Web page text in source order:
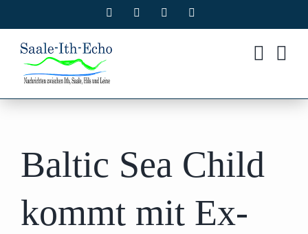
Inhalt
springen
Facebook Instagram
Baltic Sea Child
kommt mit Ex-